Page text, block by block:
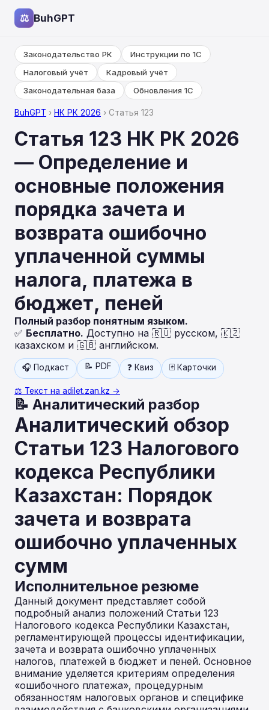
⚖ BuhGPT
Законодательство РК
Инструкции по 1С
Налоговый учёт
Кадровый учёт
Законодательная база
Обновления 1С
BuhGPT › НК РК 2026 › Статья 123
Статья 123 НК РК 2026
— Определение и
основные положения
порядка зачета и
возврата ошибочно
уплаченной суммы
налога, платежа в
бюджет, пеней
Полный разбор понятным языком.
✅ Бесплатно. Доступно на 🇷🇺 русском, 🇰🇿
казахском и 🇬🇧 английском.
🎧 Подкаст 📝 PDF ❓ Квиз 🃏 Карточки
⚖️ Текст на adilet.zan.kz →
📝 Аналитический разбор
Аналитический обзор
Статьи 123 Налогового
кодекса Республики
Казахстан: Порядок
зачета и возврата
ошибочно уплаченных
сумм
Исполнительное резюме
Данный документ представляет собой
подробный анализ положений Статьи 123
Налогового кодекса Республики Казахстан,
регламентирующей процессы идентификации,
зачета и возврата ошибочно уплаченных
налогов, платежей в бюджет и пеней. Основное
внимание уделяется критериям определения
«ошибочного платежа», процедурным
обязанностям налоговых органов и специфике